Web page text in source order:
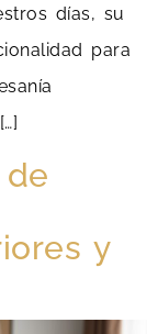
días, su
para
y